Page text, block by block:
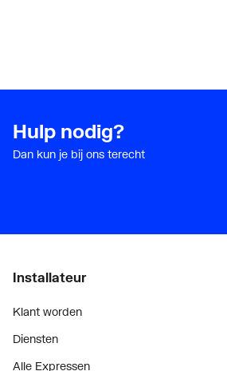
Hulp nodig?
Dan kun je bij ons terecht
Installateur
Klant worden
Diensten
Alle Expressen